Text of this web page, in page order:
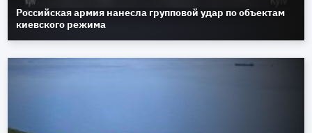
Российская армия нанесла групповой удар по объектам
киевского режима